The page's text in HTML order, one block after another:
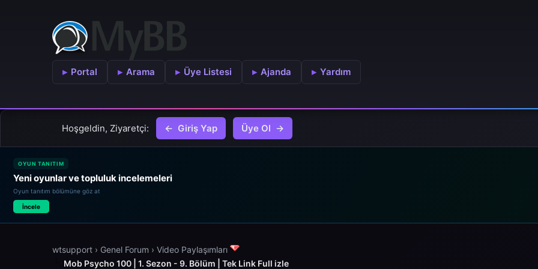
Portal Arama Üye Listesi Ajanda Yardım
Hoşgeldin, Ziyaretçi: Giriş Yap Üye Ol
OYUN TANITIM
Yeni oyunlar ve topluluk incelemeleri
Oyun tanıtım bölümüne göz at
İncele
wtsupport › Genel Forum ›Video Paylaşımları
Mob Psycho 100 | 1. Sezon - 9. Bölüm | Tek Link Full izle